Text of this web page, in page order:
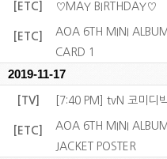
[ETC] ♡MAY BIRTHDAY♡
[ETC]
AOA 6TH MINI
CARD 1
2019-11-17
[TV] [7:40 PM] tvN 코미디
[ETC]
AOA 6TH MINI
JACKET POSTER